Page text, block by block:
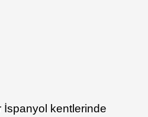
İspanyol kentlerinde